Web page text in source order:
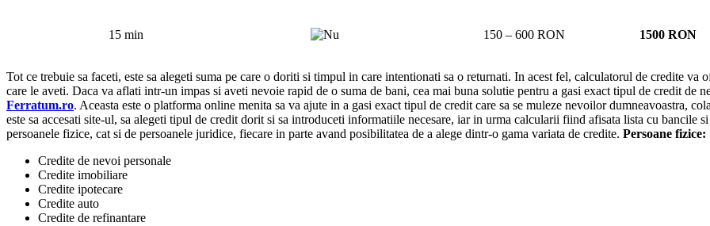
15 min 150 – 600 RON 1500 RON
Tot ce trebuie sa faceti, este sa alegeti suma pe care o doriti si timpul in care intentionati sa o returnati. In acest fel, calculatorul de credite
care le aveti. Daca va aflati intr-un impas si aveti nevoie rapid de o suma de bani, cea mai buna solutie pentru a gasi exact tipul de credit de
Ferratum.ro. Aceasta este o platforma online menita sa va ajute in a gasi exact tipul de credit care sa se muleze nevoilor dumneavoastra,
este sa accesati site-ul, sa alegeti tipul de credit dorit si sa introduceti informatiile necesare, iar in urma calcularii fiind afisata lista cu bancile
persoanele fizice, cat si de persoanele juridice, fiecare in parte avand posibilitatea de a alege dintr-o gama variata de credite. Persoane fizice:
Credite de nevoi personale
Credite imobiliare
Credite ipotecare
Credite auto
Credite de refinantare